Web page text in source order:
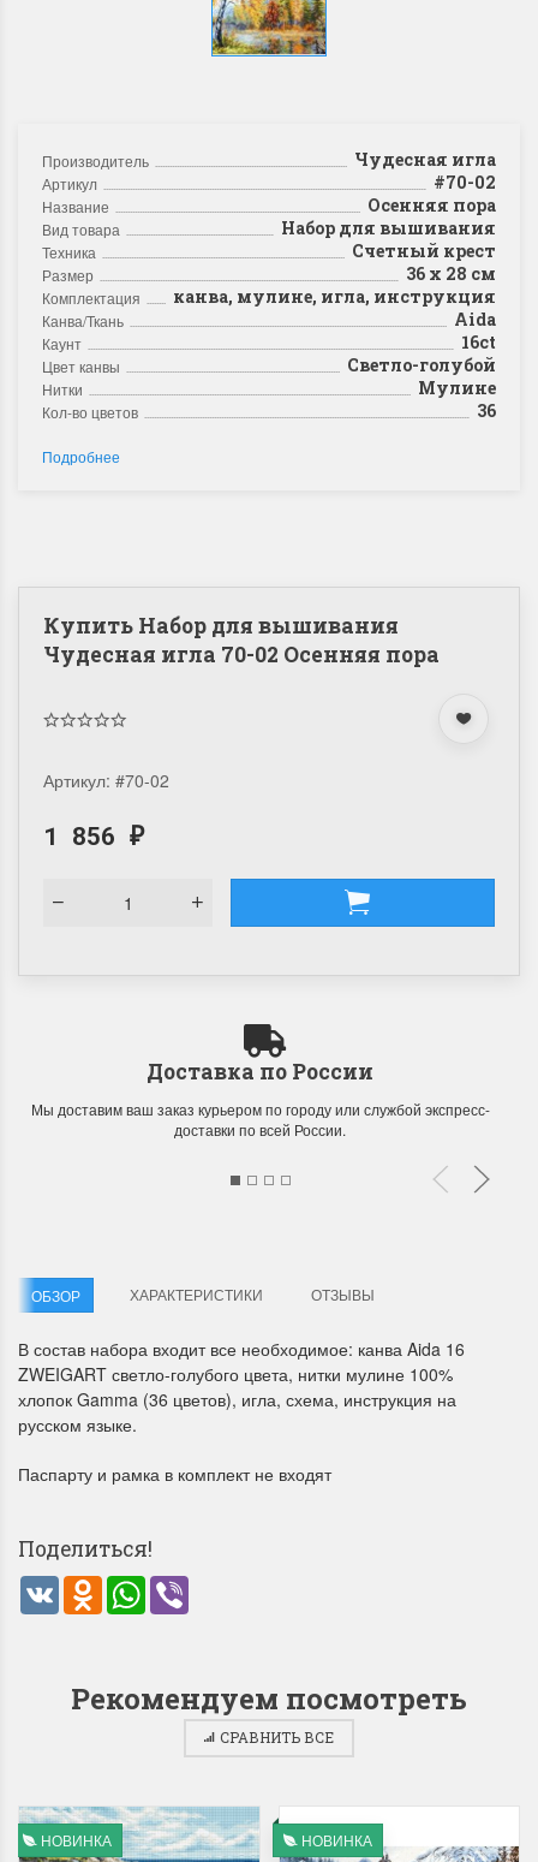
!! СКИДКА 20% ‼️ с 1 до 3 июня в
честь первого летнего дня
Чудетство...
Анастасия Туманова
Анастасия Туманова
Производитель Чудесная игла
Артикул #70-02
Название Осенняя пора
Вид товара Набор для вышивания
Техника Счетный крест
Размер 36 х 28 см
Комплектация канва, мулине, игла, инструкция
Канва/Ткань Aida
Каунт 16ct
Цвет канвы Светло-голубой
Нитки Мулине
Кол-во цветов 36
Подробнее
Купить Набор для вышивания
Чудесная игла 70-02 Осенняя пора
Артикул: #70-02
1 856 ₽
Доставка по России
Мы доставим ваш заказ курьером по городу или службой экспресс-
доставки по всей России.
ОБЗОР ХАРАКТЕРИСТИКИ ОТЗЫВЫ
В состав набора входит все необходимое: канва Aida 16
ZWEIGART светло-голубого цвета, нитки мулине 100%
хлопок Gamma (36 цветов), игла, схема, инструкция на
русском языке.
Паспарту и рамка в комплект не входят
Поделиться!
VK Odnoklassniki
WhatsApp
Рекомендуем посмотреть
СРАВНИТЬ ВСЕ
НОВИНКА НОВИНКА